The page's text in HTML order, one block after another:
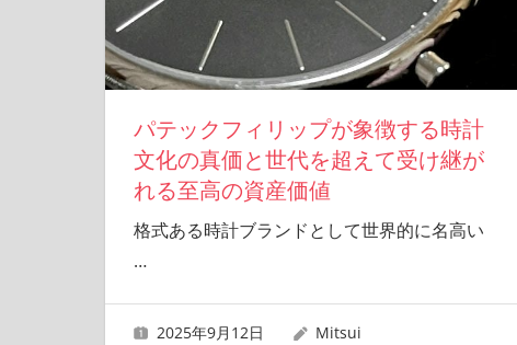
パテックフィリップが象徴する時計
文化の真価と世代を超えて受け継が
れる至高の資産価値
格式ある時計ブランドとして世界的に名高い
…
2025年9月12日 Mitsui